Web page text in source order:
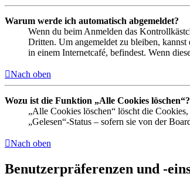
Warum werde ich automatisch abgemeldet?
Wenn du beim Anmelden das
Dritten. Um angemeldet zu bleiben,
in einem Internetcafé, befindest. Wenn
Nach oben
Wozu ist die Funktion „Alle Cookies löschen“?
„Alle Cookies löschen“ löscht die
„Gelesen“-Status – sofern sie von der
Nach oben
Benutzerpräferenzen und -